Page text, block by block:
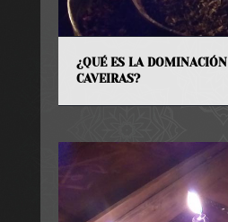
¿QUÉ ES LA DOMINACIÓN
CAVEIRAS?